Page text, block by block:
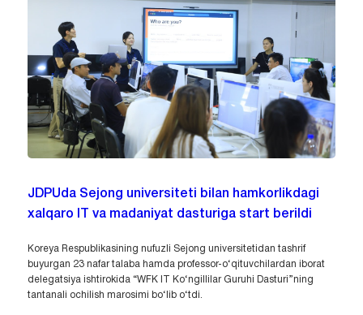
JDPUda Sejong universiteti bilan hamkorlikdagi
xalqaro IT va madaniyat dasturiga start berildi
Koreya Respublikasining nufuzli Sejong universitetidan tashrif
buyurgan 23 nafar talaba hamda professor-o‘qituvchilardan iborat
delegatsiya ishtirokida “WFK IT Ko‘ngillilar Guruhi Dasturi”ning
tantanali ochilish marosimi bo‘lib o‘tdi.